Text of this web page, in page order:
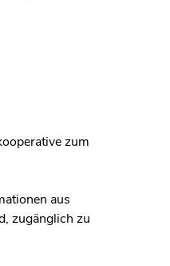
zum
aus
zugänglich zu